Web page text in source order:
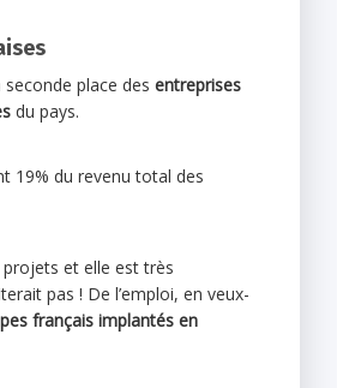
place des entreprises
du pays.
19% du revenu total des
projets et elle est très
pas ! De l’emploi, en veux-
français implantés en